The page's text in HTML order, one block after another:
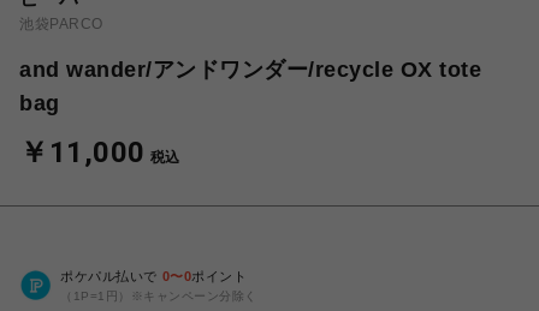
池袋PARCO
and wander/アンドワンダー/recycle OX tote
bag
￥11,000 税込
ポケパル払いで 0〜0ポイント
（1P=1円）※キャンペーン分除く